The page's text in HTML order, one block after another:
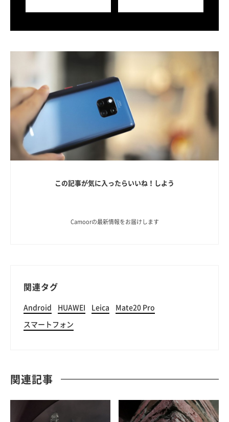
この記事が気に入ったらいいね！しよう
Camoorの最新情報をお届けします
関連タグ
Android HUAWEI Leica Mate20 Pro
スマートフォン
関連記事